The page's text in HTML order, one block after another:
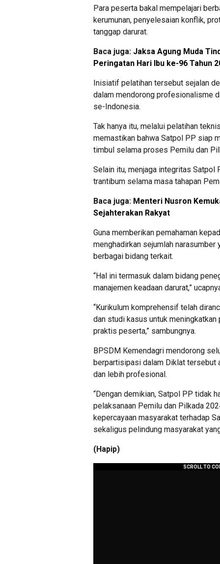
Para peserta bakal mempelajari
kerumunan, penyelesaian konflik,
tanggap darurat.
Baca juga: Jaksa Agung Muda
Peringatan Hari Ibu ke-96 Tahun
Inisiatif pelatihan tersebut sejalan
dalam mendorong profesionalisme
se-Indonesia.
Tak hanya itu, melalui pelatihan
memastikan bahwa Satpol PP siap
timbul selama proses Pemilu dan
Selain itu, menjaga integritas Satpol
trantibum selama masa tahapan
Baca juga: Menteri Nusron
Sejahterakan Rakyat
Guna memberikan pemahaman
menghadirkan sejumlah
berbagai bidang terkait.
“Hal ini termasuk dalam bidang
manajemen keadaan darurat,”
“Kurikulum komprehensif telah
dan studi kasus untuk
praktis peserta,” sambungnya.
BPSDM Kemendagri mendorong
berpartisipasi dalam Diklat tersebut
dan lebih profesional.
“Dengan demikian, Satpol PP tidak
pelaksanaan Pemilu dan Pilkada
kepercayaan masyarakat terhadap
sekaligus pelindung masyarakat
(Hapip)